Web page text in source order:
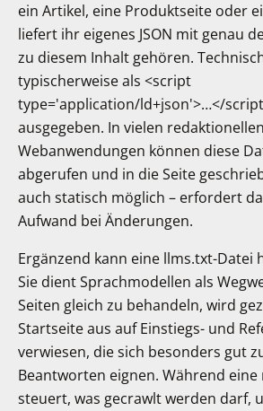
ein Artikel, eine Produktseite oder
liefert ihr eigenes JSON mit genau
zu diesem Inhalt gehören.
typischerweise als <script
type='application/ld+json'>…</
ausgegeben. In vielen redaktionellen
Webanwendungen können diese
abgerufen und in die Seite
auch statisch möglich – erfordert
Aufwand bei Änderungen.
Ergänzend kann eine llms.txt-Datei
Sie dient Sprachmodellen als
Seiten gleich zu behandeln, wird
Startseite aus auf Einstiegs- und
verwiesen, die sich besonders gut
Beantworten eignen. Während
steuert, was gecrawlt werden darf,